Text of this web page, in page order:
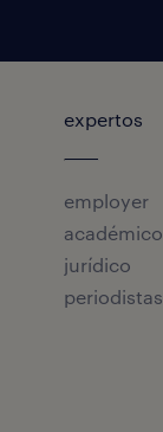
expertos
employer
académico
jurídico
periodistas